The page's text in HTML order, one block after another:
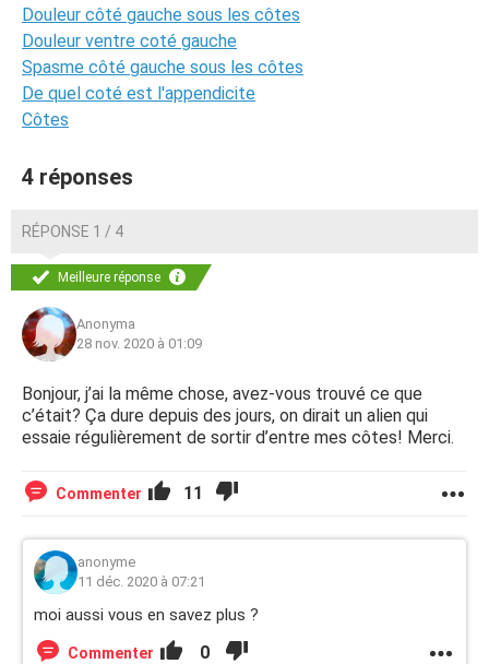
Douleur côté gauche sous les côtes
Douleur ventre coté gauche
Spasme côté gauche sous les côtes
De quel coté est l'appendicite
Côtes
4 réponses
RÉPONSE 1 / 4
Meilleure réponse
Anonyma
28 nov. 2020 à 01:09
Bonjour, j’ai la même chose, avez-vous trouvé ce que
c’était? Ça dure depuis des jours, on dirait un alien qui
essaie régulièrement de sortir d’entre mes côtes! Merci.
Commenter 11
anonyme
11 déc. 2020 à 07:21
moi aussi vous en savez plus ?
Commenter 0